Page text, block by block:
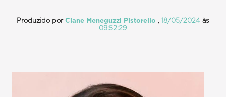
Produzido porCiane Meneguzzi Pistorello ,18/05/2024 às
09:52:29